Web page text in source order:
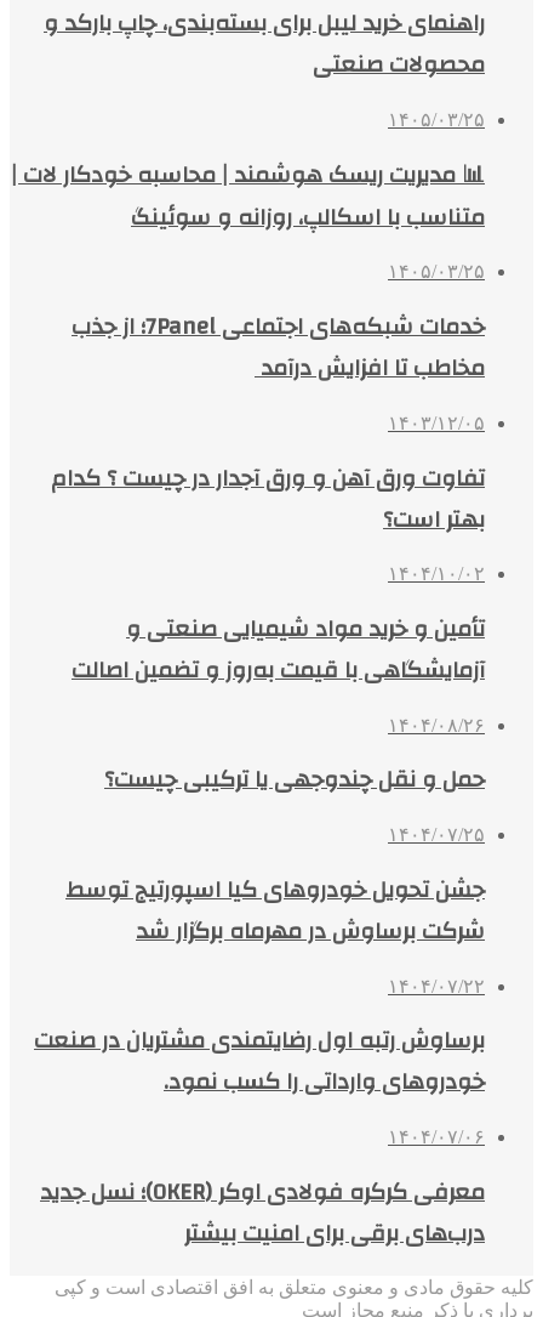
راهنمای خرید لیبل برای بسته‌بندی، چاپ بارکد و
محصولات صنعتی
۱۴۰۵/۰۳/۲۵
📊 مدیریت ریسک هوشمند | محاسبه خودکار لات |
متناسب با اسکالپ، روزانه و سوئینگ
۱۴۰۵/۰۳/۲۵
خدمات شبکه‌های اجتماعی 7Panel؛ از جذب
مخاطب تا افزایش درآمد
۱۴۰۳/۱۲/۰۵
تفاوت ورق آهن و ورق آجدار در چیست ؟ کدام
بهتر است؟
۱۴۰۴/۱۰/۰۲
تأمین و خرید مواد شیمیایی صنعتی و
آزمایشگاهی با قیمت به‌روز و تضمین اصالت
۱۴۰۴/۰۸/۲۶
حمل و نقل چندوجهی یا ترکیبی چیست؟
۱۴۰۴/۰۷/۲۵
جشن تحویل خودروهای کیا اسپورتیج توسط
شرکت برساوش در مهرماه برگزار شد
۱۴۰۴/۰۷/۲۲
برساوش رتبه اول رضایتمندی مشتریان در صنعت
خودروهای وارداتی را کسب نمود.
۱۴۰۴/۰۷/۰۶
معرفی کرکره فولادی اوکر (OKER)؛ نسل جدید
درب‌های برقی برای امنیت بیشتر
کلیه حقوق مادی و معنوی متعلق به افق اقتصادی است و کپی
برداری با ذکر منبع مجاز است